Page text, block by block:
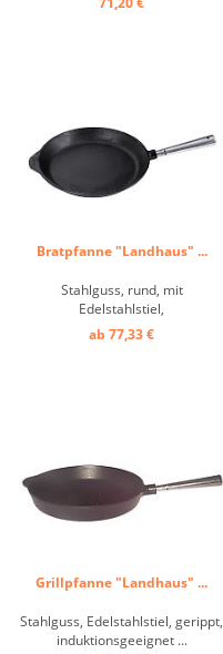
Bratpfanne "Landhaus" ...
Stahlguss, rund, mit
Edelstahlstiel,
induktionsgeeignet ...
ab 77,33 €
Grillpfanne "Landhaus" ...
Stahlguss, Edelstahlstiel, gerippt,
induktionsgeeignet ...